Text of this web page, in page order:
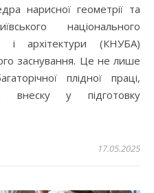
національного
і архітектури (КНУБА)
заснування. Це не лише
плідної праці,
внеску у підготовку
17.05.2025